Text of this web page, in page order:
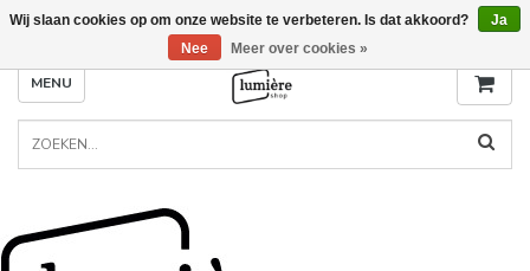
MENU
Wij slaan cookies op om onze website te verbeteren. Is dat akkoord?
Ja
Nee
Meer over cookies »